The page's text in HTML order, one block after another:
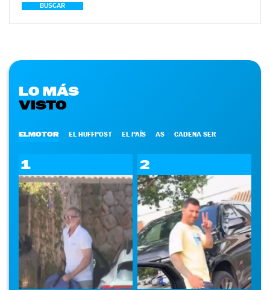
BUSCAR
LO MÁS
VISTO
ELMOTOR EL HUFFPOST EL PAÍS AS CADENA SER
1 2